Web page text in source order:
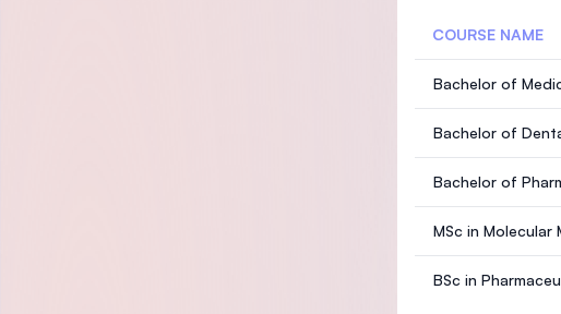
COURSE NAME
Bachelor of
Bachelor of
Bachelor of
MSc in Molecular
BSc in